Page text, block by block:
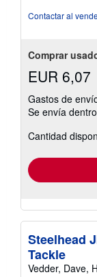
Contactar al
Comprar
EUR 6,07
Gastos de
Se envía
Cantidad
Steelhead
Tackle
Vedder, Dave,